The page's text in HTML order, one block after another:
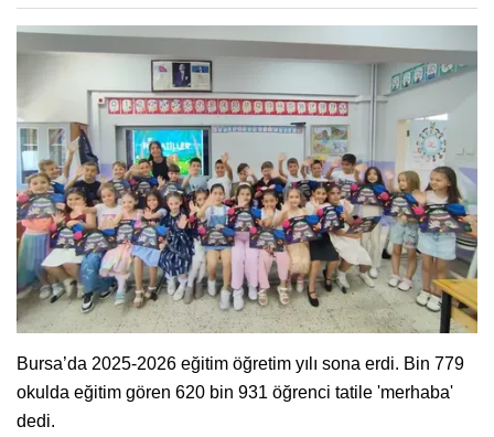
Bursa’da 2025-2026 eğitim öğretim yılı sona erdi. Bin 779
okulda eğitim gören 620 bin 931 öğrenci tatile 'merhaba'
dedi.